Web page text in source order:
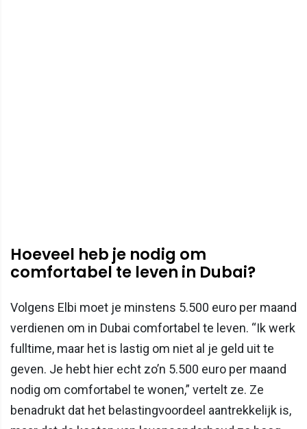
Hoeveel heb je nodig om
comfortabel te leven in Dubai?
Volgens Elbi moet je minstens 5.500 euro per maand
verdienen om in Dubai comfortabel te leven. “Ik werk
fulltime, maar het is lastig om niet al je geld uit te
geven. Je hebt hier echt zo’n 5.500 euro per maand
nodig om comfortabel te wonen,” vertelt ze. Ze
benadrukt dat het belastingvoordeel aantrekkelijk is,